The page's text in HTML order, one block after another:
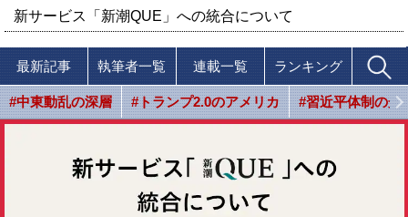
新サービス「新潮QUE」への統合について
最新記事 執筆者一覧 連載一覧 ランキング
#中東動乱の深層 #トランプ2.0のアメリカ #習近平体制の光